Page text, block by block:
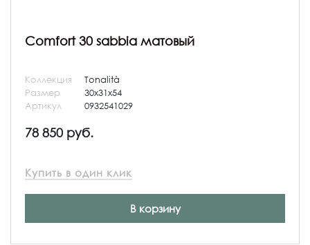
Comfort 30 sabbia матовый
Коллекция
Tonalità
Размер
30x31x54
Артикул
0932541029
78 850 руб.
Купить в один клик
В корзину